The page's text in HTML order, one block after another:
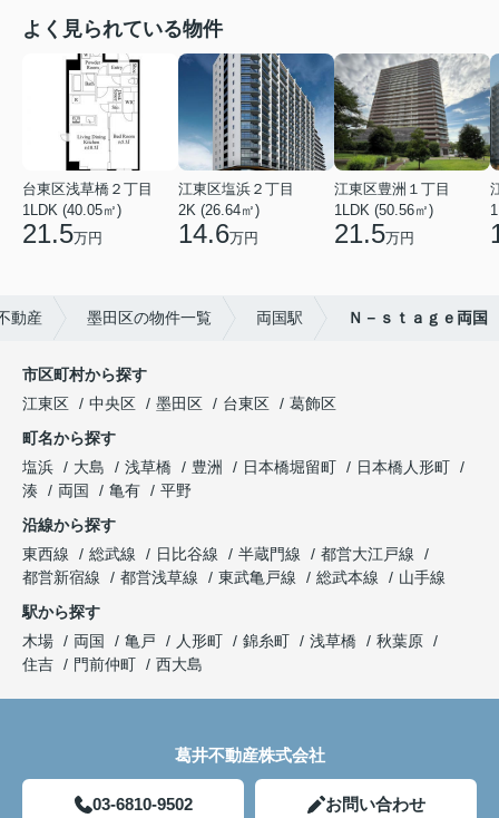
よく見られている物件
台東区浅草橋２丁目
1LDK (40.05㎡)
21.5万円
江東区塩浜２丁目
2K (26.64㎡)
14.6万円
江東区豊洲１丁目
1LDK (50.56㎡)
21.5万円
動産 墨田区の物件一覧 両国駅 Ｎ－ｓｔａｇｅ両国
市区町村から探す
江東区
中央区 墨田区 台東区
葛飾区
町名から探す
塩浜
大島 浅草橋 豊洲 日本橋堀留町
日本橋人形町
湊
両国 亀有
平野
沿線から探す
東西線
総武線 日比谷線 半蔵門線
都営大江戸線
都営新宿線
都営浅草線 東武亀戸線 総武本線
山手線
駅から探す
木場
両国 亀戸 人形町 錦糸町 浅草橋
秋葉原
住吉
門前仲町 西大島
葛井不動産株式会社
03-6810-9502 お問い合わせ